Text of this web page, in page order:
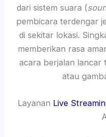
dari sistem suara (
pembicara terdengar
di sekitar lokasi.
memberikan rasa
acara berjalan lancar
atau
Layanan Live